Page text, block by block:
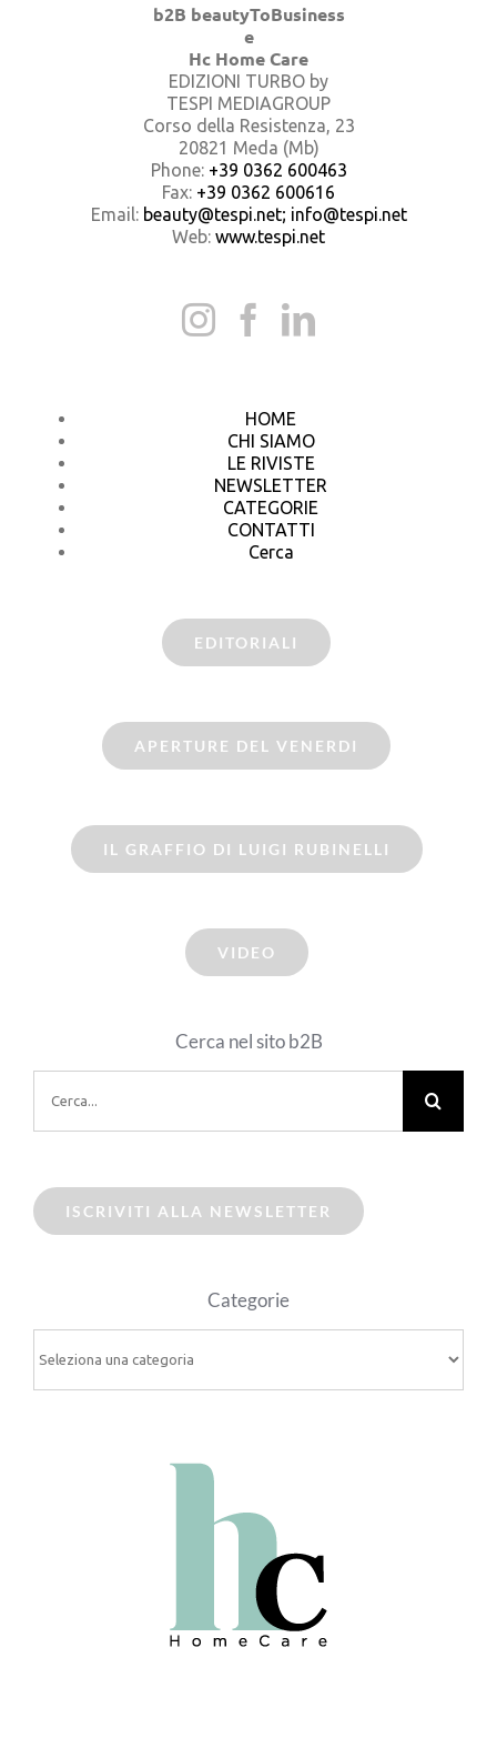
b2B beautyToBusiness
e
Hc Home Care
EDIZIONI TURBO by
TESPI MEDIAGROUP
Corso della Resistenza, 23
20821 Meda (Mb)
Phone: +39 0362 600463
Fax: +39 0362 600616
Email: beauty@tespi.net; info@tespi.net
Web: www.tespi.net
HOME
CHI SIAMO
LE RIVISTE
NEWSLETTER
CATEGORIE
CONTATTI
Cerca
EDITORIALI
APERTURE DEL VENERDI
IL GRAFFIO DI LUIGI RUBINELLI
VIDEO
Cerca nel sito b2B
per:
ISCRIVITI ALLA NEWSLETTER
Categorie